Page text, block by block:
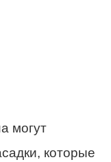
могут
которые